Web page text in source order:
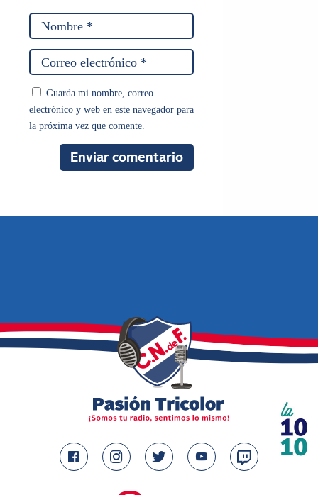
Guarda mi nombre, correo
electrónico y web en este navegador para
la próxima vez que comente.